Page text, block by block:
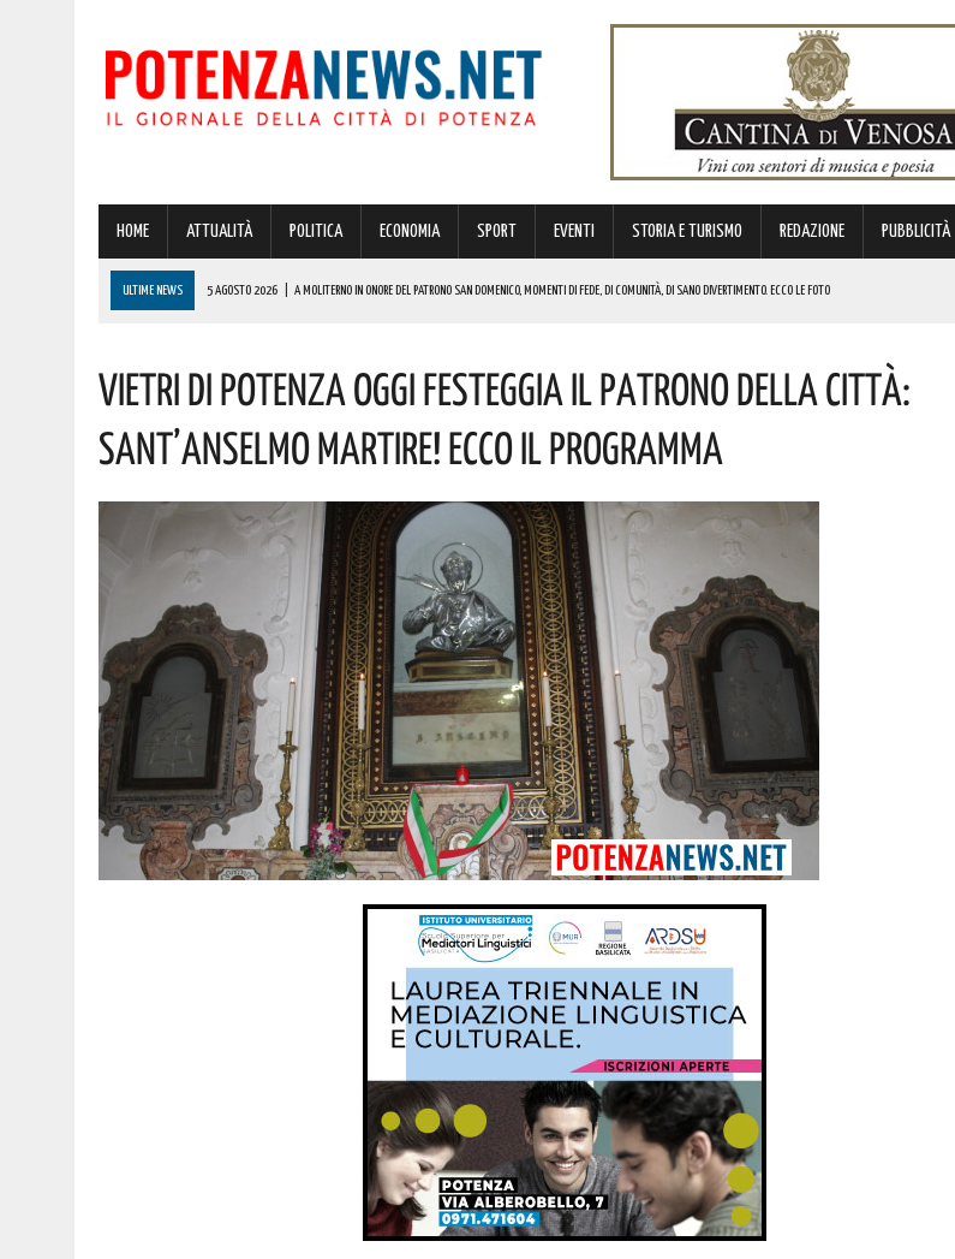
HOME ATTUALITÀ POLITICA ECONOMIA SPORT EVENTI STORIA E TURISMO REDAZIONE PUBBLICITÀ
ULTIME NEWS 5 AGOSTO 2026 A MOLITERNO IN ONORE DEL PATRONO SAN DOMENICO, MOMENTI DI FEDE, DI COMUNITÀ, DI SANO DIVERTIMENTO. ECCO LE FOTO
5 AGOSTO 2026 ATTESO IL RITORNO DELLO SLALOM “COPPA CITTÀ DI RUOTI” SUI TORNANTI DELLA EX VIA APPIA A VENTI CHILOMETRI DA POTENZA! L’EVENTO IN PROGRAMMA
6 AGOSTO 2026 OGGI, GIORNO DELLA TRASFIGURAZIONE DI CRISTO, SI CELEBRA SAN SALVATORE! AUGURI A CHI PORTA IL SUO NOME
Vietri Di Potenza Oggi Festeggia Il Patrono Della Città:
Sant’Anselmo Martire! Ecco Il Programma